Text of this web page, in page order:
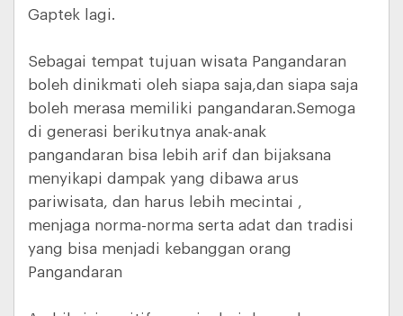
Gaptek lagi.
Sebagai tempat tujuan wisata Pangandaran
boleh dinikmati oleh siapa saja,dan siapa saja
boleh merasa memiliki pangandaran.Semoga
di generasi berikutnya anak-anak
pangandaran bisa lebih arif dan bijaksana
menyikapi dampak yang dibawa arus
pariwisata, dan harus lebih mecintai ,
menjaga norma-norma serta adat dan tradisi
yang bisa menjadi kebanggan orang
Pangandaran